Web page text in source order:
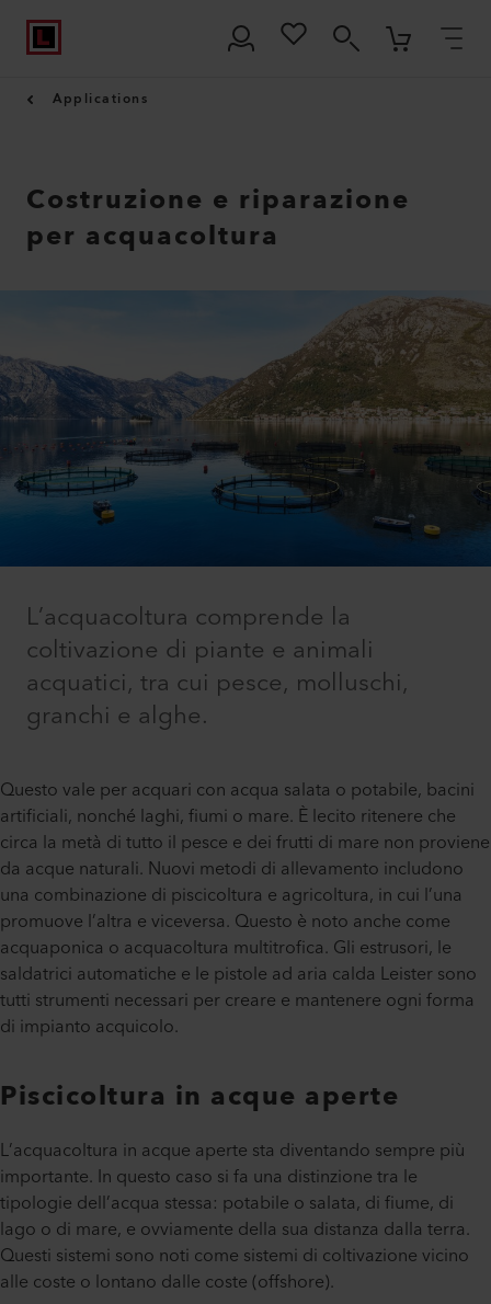
Applications
Costruzione e riparazione
per acquacoltura
L’acquacoltura comprende la
coltivazione di piante e animali
acquatici, tra cui pesce, molluschi,
granchi e alghe.
Questo vale per acquari con acqua salata o potabile, bacini
artificiali, nonché laghi, fiumi o mare. È lecito ritenere che
circa la metà di tutto il pesce e dei frutti di mare non proviene
da acque naturali. Nuovi metodi di allevamento includono
una combinazione di piscicoltura e agricoltura, in cui l’una
promuove l’altra e viceversa. Questo è noto anche come
acquaponica o acquacoltura multitrofica. Gli estrusori, le
saldatrici automatiche e le pistole ad aria calda Leister sono
tutti strumenti necessari per creare e mantenere ogni forma
di impianto acquicolo.
Piscicoltura in acque aperte
L’acquacoltura in acque aperte sta diventando sempre più
importante. In questo caso si fa una distinzione tra le
tipologie dell’acqua stessa: potabile o salata, di fiume, di
lago o di mare, e ovviamente della sua distanza dalla terra.
Questi sistemi sono noti come sistemi di coltivazione vicino
alle coste o lontano dalle coste (offshore).